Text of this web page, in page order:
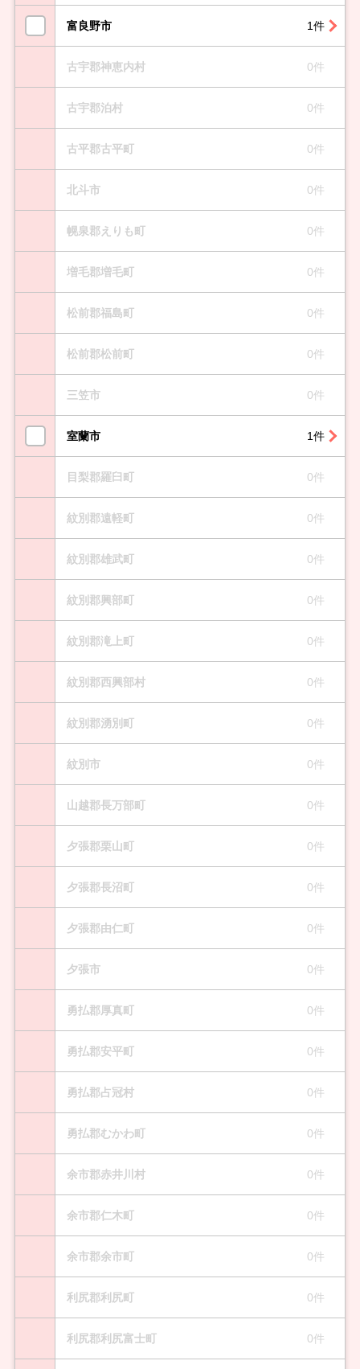
富良野市 1件
古宇郡神恵内村 0件
古宇郡泊村 0件
古平郡古平町 0件
北斗市 0件
幌泉郡えりも町 0件
増毛郡増毛町 0件
松前郡福島町 0件
松前郡松前町 0件
三笠市 0件
室蘭市 1件
目梨郡羅臼町 0件
紋別郡遠軽町 0件
紋別郡雄武町 0件
紋別郡興部町 0件
紋別郡滝上町 0件
紋別郡西興部村 0件
紋別郡湧別町 0件
紋別市 0件
山越郡長万部町 0件
夕張郡栗山町 0件
夕張郡長沼町 0件
夕張郡由仁町 0件
夕張市 0件
勇払郡厚真町 0件
勇払郡安平町 0件
勇払郡占冠村 0件
勇払郡むかわ町 0件
余市郡赤井川村 0件
余市郡仁木町 0件
余市郡余市町 0件
利尻郡利尻町 0件
利尻郡利尻富士町 0件